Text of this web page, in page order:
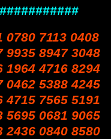
0780 7113 0408
9935 8947 3048
1964 4716 8294
0462 5388 4245
4715 7565 5191
5695 0681 9065
2436 0840 8580